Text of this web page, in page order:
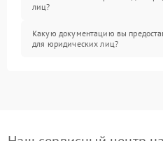
лиц?
Какую документацию вы
для юридических лиц?